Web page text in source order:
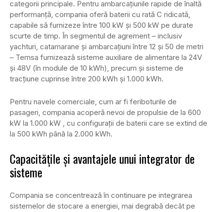
categorii principale. Pentru ambarcațiunile rapide de înaltă
performanță, compania oferă baterii cu rată C ridicată,
capabile să furnizeze între 100 kW și 500 kW pe durate
scurte de timp. În segmentul de agrement – inclusiv
yachturi, catamarane și ambarcațiuni între 12 și 50 de metri
– Temsa furnizează sisteme auxiliare de alimentare la 24V
și 48V (în module de 10 kWh), precum și sisteme de
tracțiune cuprinse între 200 kWh și 1.000 kWh.
Pentru navele comerciale, cum ar fi feriboturile de
pasageri, compania acoperă nevoi de propulsie de la 600
kW la 1.000 kW , cu configurații de baterii care se extind de
la 500 kWh până la 2.000 kWh.
Capacitățile și avantajele unui integrator de
sisteme
Compania se concentrează în continuare pe integrarea
sistemelor de stocare a energiei, mai degrabă decât pe